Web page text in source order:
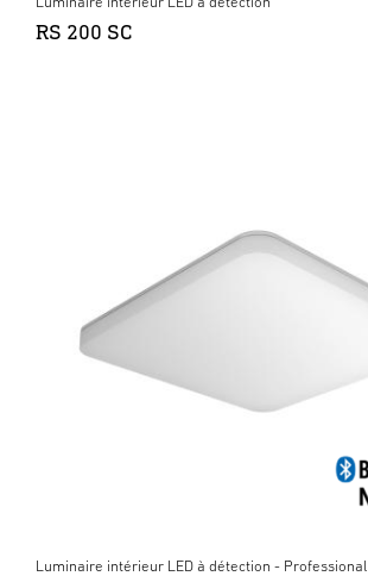
RS 200 SC
Luminaire intérieur LED à détection -